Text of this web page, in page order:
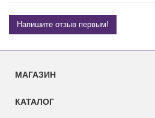
Напишите отзыв первым!
МАГАЗИН
КАТАЛОГ